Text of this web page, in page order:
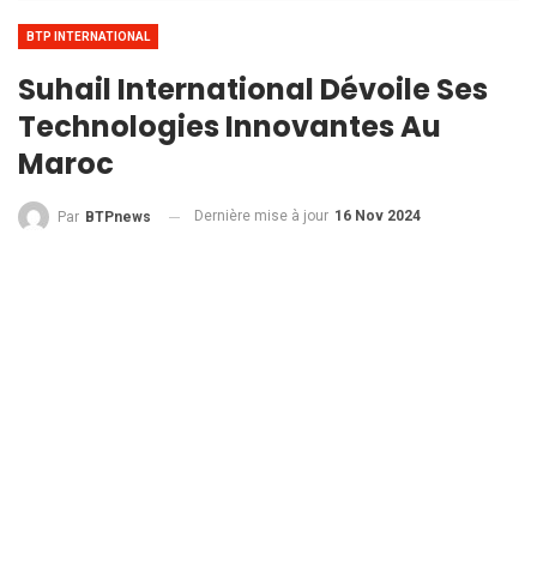
BTP INTERNATIONAL
Suhail International Dévoile Ses
Technologies Innovantes Au
Maroc
Par BTPnews Dernière mise à jour 16 Nov 2024